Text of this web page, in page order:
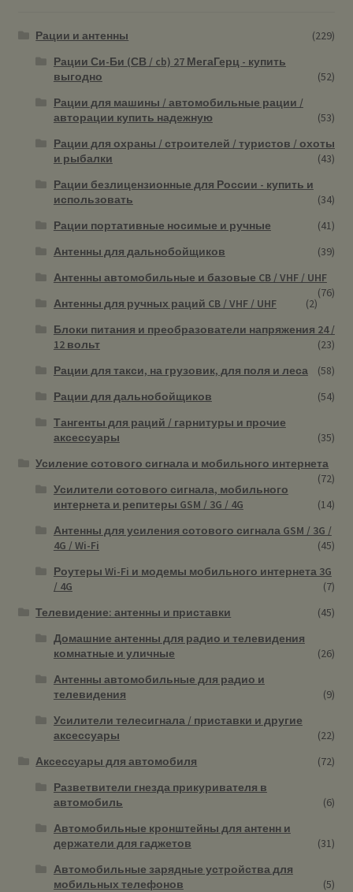
Рации и антенны
(229)
Рации Си-Би (СВ / cb) 27 МегаГерц - купить
выгодно
(52)
Рации для машины / автомобильные рации /
авторации купить надежную
(53)
Рации для охраны / строителей / туристов / охоты
и рыбалки
(43)
Рации безлицензионные для России - купить и
использовать
(34)
Рации портативные носимые и ручные
(41)
Антенны для дальнобойщиков
(39)
Антенны автомобильные и базовые CB / VHF / UHF
(76)
Антенны для ручных раций CB / VHF / UHF
(2)
Блоки питания и преобразователи напряжения 24 /
12 вольт
(23)
Рации для такси, на грузовик, для поля и леса
(58)
Рации для дальнобойщиков
(54)
Тангенты для раций / гарнитуры и прочие
аксессуары
(35)
Усиление сотового сигнала и мобильного интернета
(72)
Усилители сотового сигнала, мобильного
интернета и репитеры GSM / 3G / 4G
(14)
Антенны для усиления сотового сигнала GSM / 3G /
4G / Wi-Fi
(45)
Роутеры Wi-Fi и модемы мобильного интернета 3G
/ 4G
(7)
Телевидение: антенны и приставки
(45)
Домашние антенны для радио и телевидения
комнатные и уличные
(26)
Антенны автомобильные для радио и
телевидения
(9)
Усилители телесигнала / приставки и другие
аксессуары
(22)
Аксессуары для автомобиля
(72)
Разветвители гнезда прикуривателя в
автомобиль
(6)
Автомобильные кронштейны для антенн и
держатели для гаджетов
(31)
Автомобильные зарядные устройства для
мобильных телефонов
(5)